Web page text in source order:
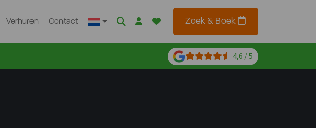
Verhuren Contact Zoek & Boek
4,6 / 5